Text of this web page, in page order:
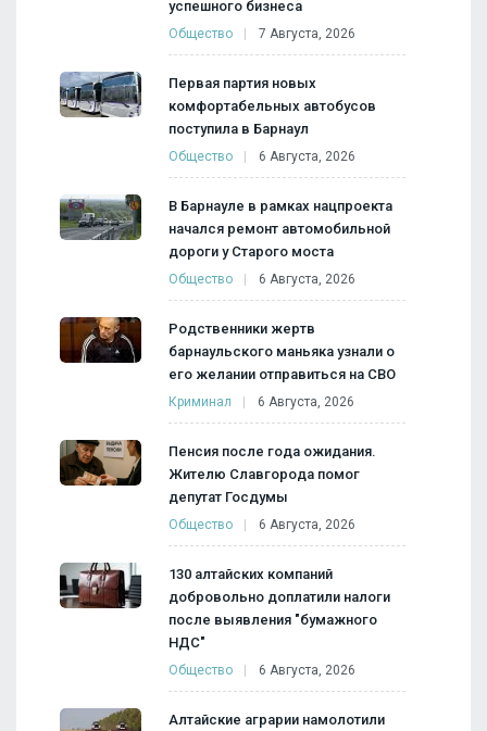
успешного бизнеса
Общество 7 Августа, 2026
Первая партия новых
комфортабельных автобусов
поступила в Барнаул
Общество 6 Августа, 2026
В Барнауле в рамках нацпроекта
начался ремонт автомобильной
дороги у Старого моста
Общество 6 Августа, 2026
Родственники жертв
барнаульского маньяка узнали о
его желании отправиться на СВО
Криминал 6 Августа, 2026
Пенсия после года ожидания.
Жителю Славгорода помог
депутат Госдумы
Общество 6 Августа, 2026
130 алтайских компаний
добровольно доплатили налоги
после выявления "бумажного
НДС"
Общество 6 Августа, 2026
Алтайские аграрии намолотили